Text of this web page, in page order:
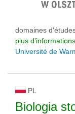
domaines
plus
Université de
PL
Biologia